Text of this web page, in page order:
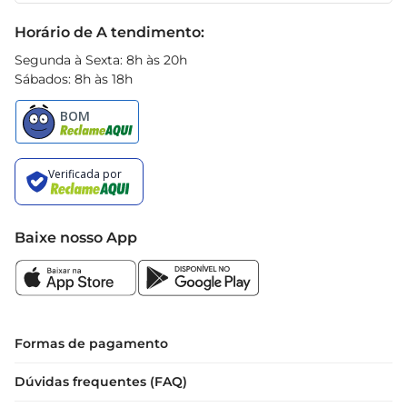
necessidade. Experimente também combinar
com diferentes condimentos e
acompanhamentos para criar pratos únicos e
saborosos.
Horário de A tendimento:
Segunda à Sexta: 8h às 20h
Sábados: 8h às 18h
Baixe nosso App
Formas de pagamento
Dúvidas frequentes (FAQ)